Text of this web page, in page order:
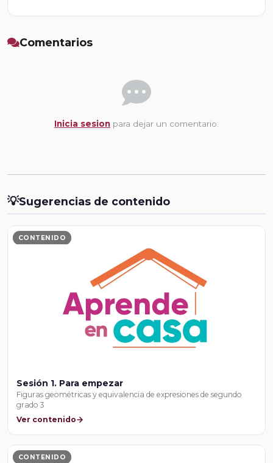
Comentarios
Inicia sesion para dejar un comentario.
💡Sugerencias de contenido
CONTENIDO
Sesión 1. Para empezar
Figuras geométricas y equivalencia de expresiones de segundo
grado 3
Ver contenido
CONTENIDO